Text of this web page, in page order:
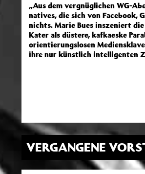
„Aus dem vergnüglichen WG-
natives, die sich von Facebook,
nichts. Marie Bues inszeniert
Kater als düstere, kafkaeske
orientierungslosen
ihre nur künstlich intelligenten
VERGANGENE